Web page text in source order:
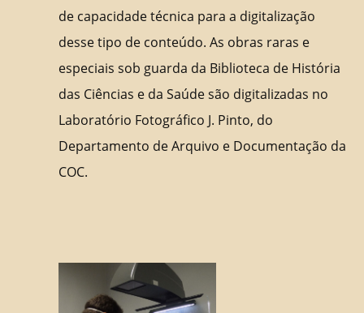
de capacidade técnica para a digitalização
desse tipo de conteúdo. As obras raras e
especiais sob guarda da Biblioteca de História
das Ciências e da Saúde são digitalizadas no
Laboratório Fotográfico J. Pinto, do
Departamento de Arquivo e Documentação da
COC.